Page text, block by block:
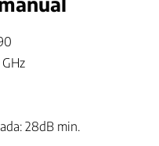
28dB min.